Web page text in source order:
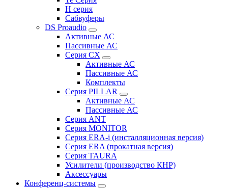
H серия
Сабвуферы
DS Proaudio
Активные АС
Пассивные АС
Серия CX
Активные АС
Пассивные АС
Комплекты
Серия PILLAR
Активные АС
Пассивные АС
Серия ANT
Серия MONITOR
Серия ERA-i (инсталляционная версия)
Серия ERA (прокатная версия)
Серия TAURA
Усилители (производство КНР)
Аксессуары
Конференц-системы